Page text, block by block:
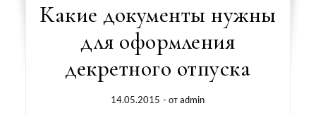
Какие документы нужны
для оформления
декретного отпуска
14.05.2015 - отadmin